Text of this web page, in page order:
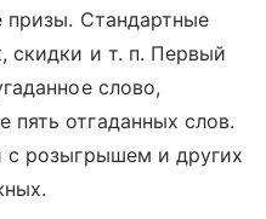
призы. Стандартные
скидки и т. п. Первый
слово,
отгаданных слов.
с розыгрышем и других